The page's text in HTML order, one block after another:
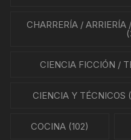
CHARRERÍA /
CIENCIA FICCIÓN /
CIENCIA Y TÉCNICOS
COCINA(102)